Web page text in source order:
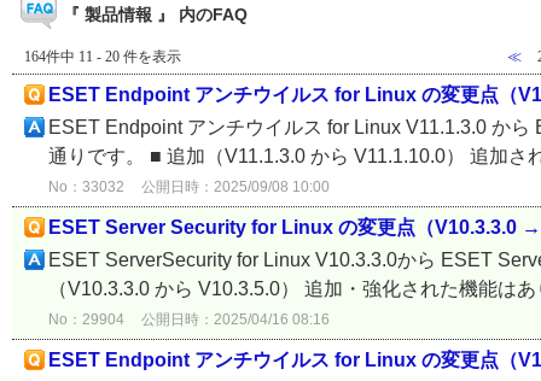
『 製品情報 』 内のFAQ
164件中 11 - 20 件を表示 ≪
ESET Endpoint アンチウイルス for Linux の変更点（
ESET Endpoint アンチウイルス for Linux V11.1.3.0 か
通りです。 ■ 追加（V11.1.3.0 から V11.1.10.0） 追加さ
No：33032 公開日時：2025/09/08 10:00
ESET Server Security for Linux の変更点（V10.3.3.0
ESET ServerSecurity for Linux V10.3.3.0から ESET
（V10.3.3.0 から V10.3.5.0） 追加・強化された機能は
No：29904 公開日時：2025/04/16 08:16
ESET Endpoint アンチウイルス for Linux の変更点（